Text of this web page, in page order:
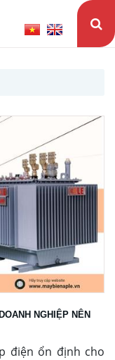
NGHIỆP NÊN
điện ổn định cho